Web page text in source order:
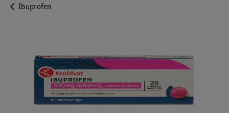
Ibuprofen